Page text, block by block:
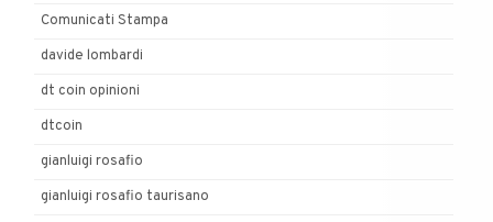
Comunicati Stampa
davide lombardi
dt coin opinioni
dtcoin
gianluigi rosafio
gianluigi rosafio taurisano